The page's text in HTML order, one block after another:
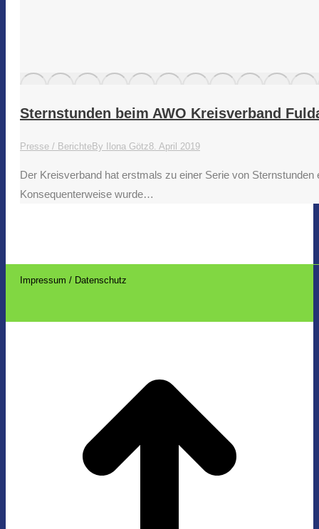
Sternstunden beim AWO Kreisverband
Presse / BerichteBy Ilona Götz8. April 2019
Der Kreisverband hat erstmals zu einer Serie von
Konsequenterweise wurde…
Impressum / Datenschutz